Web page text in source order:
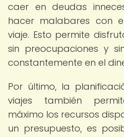
caer en deudas
hacer malabares con
viaje. Esto permite
sin preocupaciones y
constantemente en el
Por último, la
viajes también
máximo los recursos
un presupuesto, es